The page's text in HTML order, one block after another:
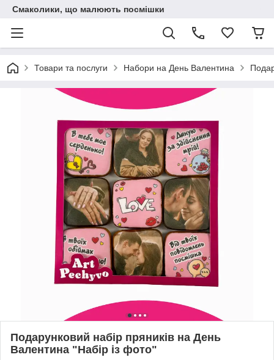
Смаколики, що малюють посмішки
Товари та послуги Набори на День Валентина
Подарунковий набір пряників на День
Валентина "Набір із фото"